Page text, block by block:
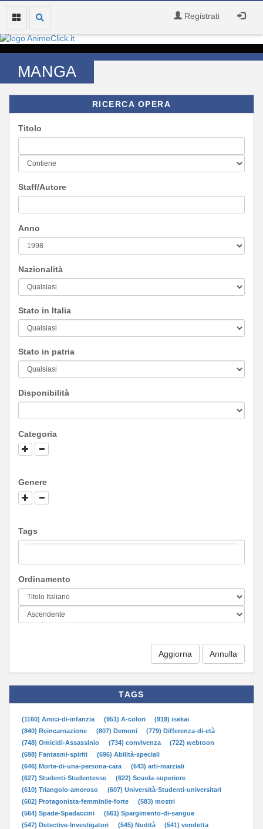
Registrati
MANGA
RICERCA OPERA
Titolo
Staff/Autore
Anno
Nazionalità
Stato in Italia
Stato in patria
Disponibilità
Categoria
Genere
Tags
Ordinamento
Aggiorna
TAGS
(1160) Amici-di-infanzia (951) A-colori
(919) isekai
(840) Reincarnazione
(807) Demoni
(779) Differenza-di-età
(748) Omicidi-Assassinio
(734) convivenza
(722) webtoon
(698) Fantasmi-spiriti
(696) Abilità-speciali
(646) Morte-di-una-persona-cara
(643) arti-marziali
(627) Studenti-Studentesse
(622) Scuola-superiore
(610) Triangolo-amoroso
(607) Università-Studenti-universitari
(602) Protagonista-femminile-forte
(583) mostri
(564) Spade-Spadaccini
(561) Spargimento-di-sangue
(547) Detective-Investigatori
(545) Nudità
(541) vendetta